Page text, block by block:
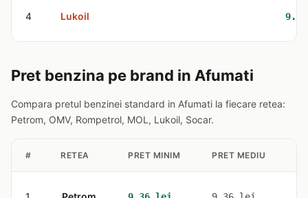
4 Lukoil
Pret benzina pe brand in Afumati
Compara pretul benzinei standard in Afumati la fiecare retea:
Petrom, OMV, Rompetrol, MOL, Lukoil, Socar.
# RETEA PRET MINIM PRET MEDIU